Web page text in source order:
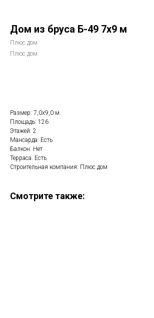
Дом из бруса Б-49 7х9 м
Плюс дом
Плюс дом
Размер: 7,0х9,0 м.
Площадь: 126
Этажей: 2
Мансарда: Есть
Балкон: Нет
Терраса: Есть
Строительная компания: Плюс дом
Смотрите также: